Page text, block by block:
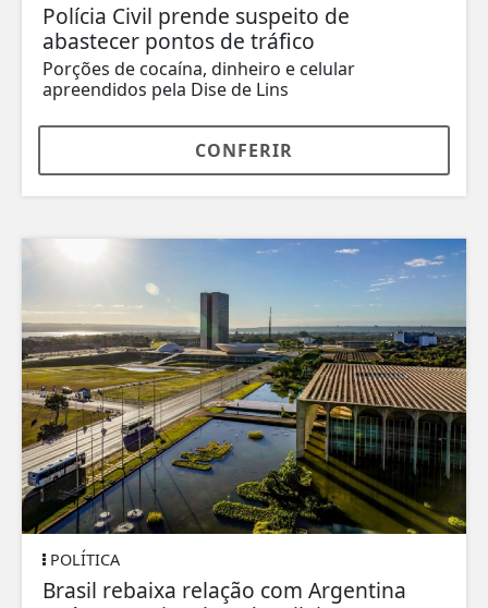
Polícia Civil prende suspeito de
abastecer pontos de tráfico
Porções de cocaína, dinheiro e celular
apreendidos pela Dise de Lins
CONFERIR
POLÍTICA
Brasil rebaixa relação com Argentina